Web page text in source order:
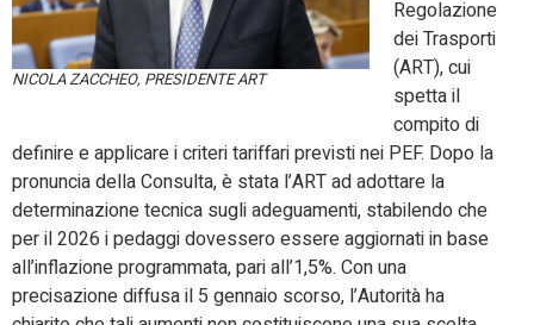
NICOLA ZACCHEO, PRESIDENTE ART
Regolazione
dei Trasporti
(ART), cui
spetta il
compito di
definire e applicare i criteri tariffari previsti nei PEF. Dopo la
pronuncia della Consulta, è stata l’ART ad adottare la
determinazione tecnica sugli adeguamenti, stabilendo che
per il 2026 i pedaggi dovessero essere aggiornati in base
all’inflazione programmata, pari all’1,5%. Con una
precisazione diffusa il 5 gennaio scorso, l’Autorità ha